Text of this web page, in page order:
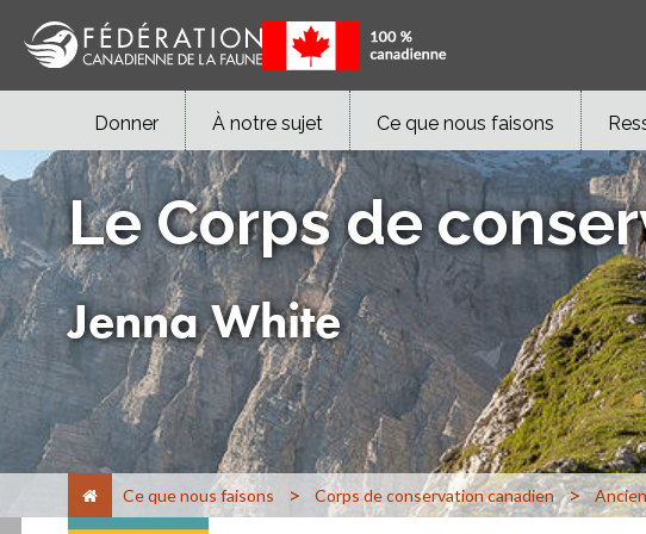
Donner À notre sujet Ce que nous faisons
Le Corps de
Jenna White
Ce que nous faisons > Corps de conservation canadien >